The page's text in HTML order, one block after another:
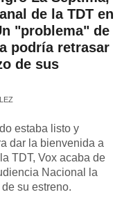
de la TDT en
"problema" de
podría retrasar
de sus
estaba listo y
dar la bienvenida a
TDT, Vox acaba de
Nacional la
su estreno.